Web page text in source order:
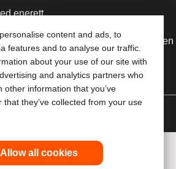
content and ads, to
features and to analyse our traffic.
about your use of our site with
and analytics partners who
other information that you’ve
that they’ve collected from your use
Allow all cookies
enerett.
i EU er etter behov merket med en
overholdelse Informasjonskapsler
legehjelp, og er ikke ment som
eller annen leverandør av
skal ikke brukes som